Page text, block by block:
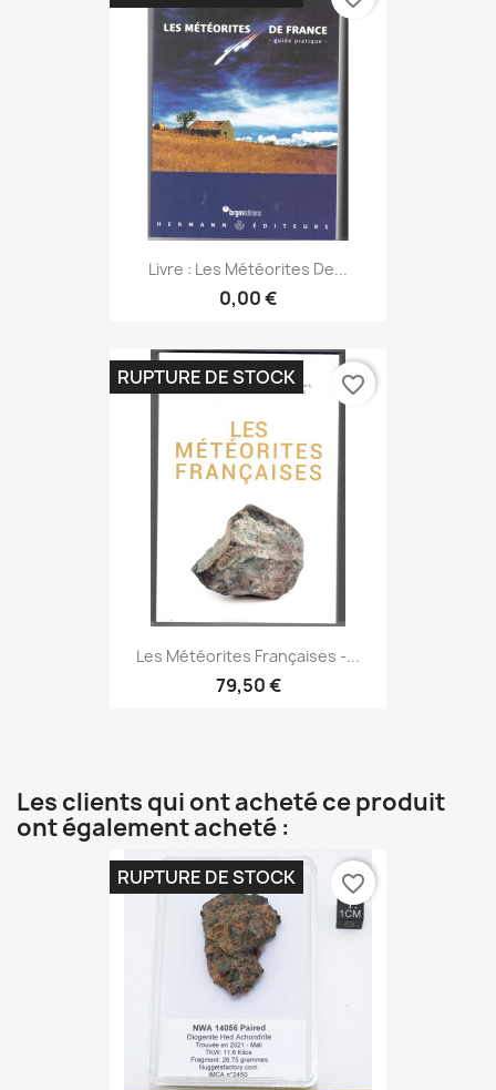
Livre : Les Météorites De...
0,00 €
Les Météorites Françaises -...
79,50 €
RUPTURE DE STOCK favorite_border
Les clients qui ont acheté ce produit
ont également acheté :
RUPTURE DE STOCK favorite_border